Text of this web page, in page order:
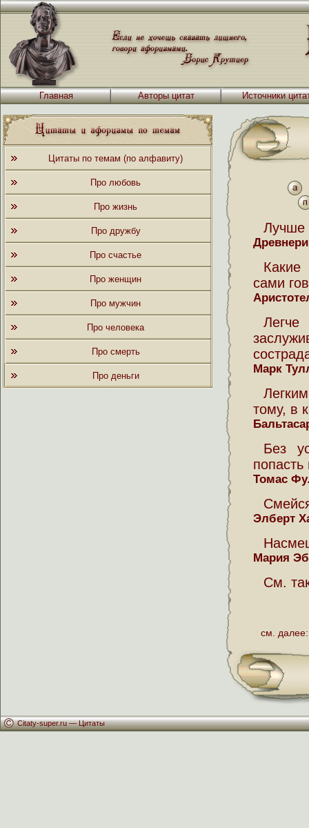
Главная Авторы цитат Источники
Цитаты по темам (по алфавиту)
Про любовь
Про жизнь
Про дружбу
Про счастье
Про женщин
Про мужчин
Про человека
Про смерть
Про деньги
Лучше
Какие
сами
Марк
тому, в
Без
попасть
Томас
Элберт
Мария
См.
см. далее:
Citaty-super.ru —Цитаты